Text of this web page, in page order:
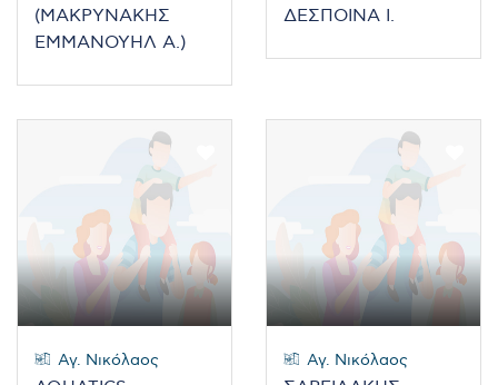
(ΜΑΚΡΥΝΑΚΗΣ
ΕΜΜΑΝΟΥΗΛ Α.)
ΔΕΣΠΟΙΝΑ Ι.
Αγ. Νικόλαος Αγ. Νικόλαος